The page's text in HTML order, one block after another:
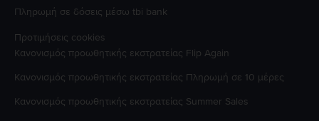
Πληρωμή σε δόσεις μέσω tbi bank
Προτιμήσεις cookies
Κανονισμός προωθητικής εκστρατείας Flip Again
Κανονισμός προωθητικής εκστρατείας Πληρωμή σε 10 μέρες
Κανονισμός προωθητικής εκστρατείας Summer Sales